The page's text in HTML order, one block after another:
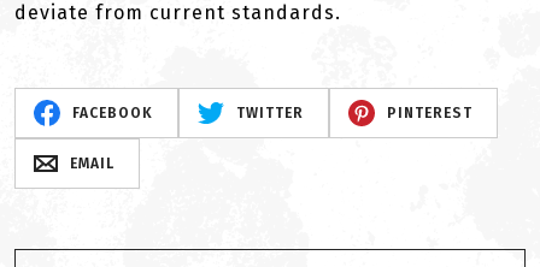
deviate from current standards.
FACEBOOK TWITTER PINTEREST
EMAIL